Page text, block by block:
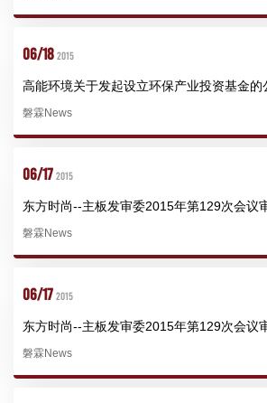
06/18 2015
高能环境关于发起设立环保产业投资基金的
磐霖News
06/17 2015
东方时尚--主板发审委2015年第129次会议
磐霖News
06/17 2015
东方时尚--主板发审委2015年第129次会议
磐霖News